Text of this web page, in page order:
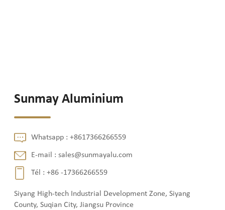
Sunmay Aluminium
Whatsapp :+8617366266559
E-mail :sales@sunmayalu.com
Tél :+86 -17366266559
Siyang High-tech Industrial Development Zone, Siyang
County, Suqian City, Jiangsu Province